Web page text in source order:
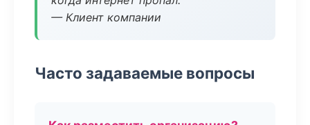
— Клиент компании
Часто задаваемые вопросы